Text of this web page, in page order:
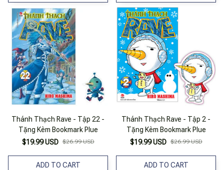
Thánh Thạch Rave - Tập 22 -
Tặng Kèm Bookmark Plue
$19.99 USD $26.99 USD
ADD TO CART
Thánh Thạch Rave - Tập 2 -
Tặng Kèm Bookmark Plue
$19.99 USD $26.99 USD
ADD TO CART